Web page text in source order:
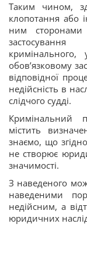
Таким чином,
клопотання або
ним сторонами
застосування
обов’язковому
відповідної
недійсність в
слідчого судді.
Кримінальний
містить
знаємо, що
не створює
значимості.
З наведеного
наведеними
недійсним, а
юридичних